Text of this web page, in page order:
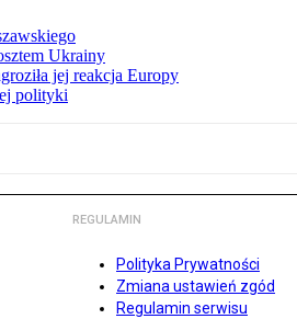
Ukrainy
jej reakcja Europy
polityki
REGULAMIN
Polityka Prywatności
Zmiana ustawień zgód
Regulamin serwisu